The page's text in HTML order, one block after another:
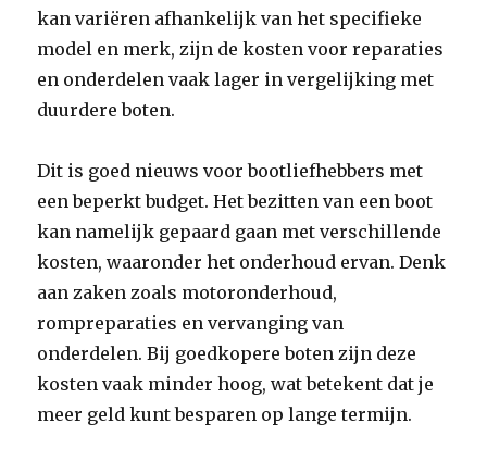
kan variëren afhankelijk van het specifieke
model en merk, zijn de kosten voor reparaties
en onderdelen vaak lager in vergelijking met
duurdere boten.
Dit is goed nieuws voor bootliefhebbers met
een beperkt budget. Het bezitten van een boot
kan namelijk gepaard gaan met verschillende
kosten, waaronder het onderhoud ervan. Denk
aan zaken zoals motoronderhoud,
rompreparaties en vervanging van
onderdelen. Bij goedkopere boten zijn deze
kosten vaak minder hoog, wat betekent dat je
meer geld kunt besparen op lange termijn.